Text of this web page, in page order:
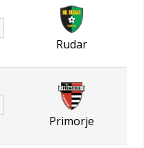
Rudar
Primorje